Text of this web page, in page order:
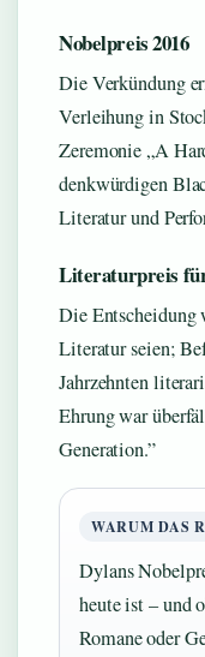
Nobelpreis 2016
Die Verkündung
Verleihung in
Zeremonie „A
denkwürdigen
Literatur und
Literaturpreis
Die Entscheidung
Literatur seien;
Jahrzehnten
Ehrung war
Generation.”
WARUM DAS
Dylans
heute ist – und
Romane oder